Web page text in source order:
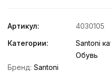
Артикул:
4030105
Категории:
Santoni
Обувь
Бренд: Santoni